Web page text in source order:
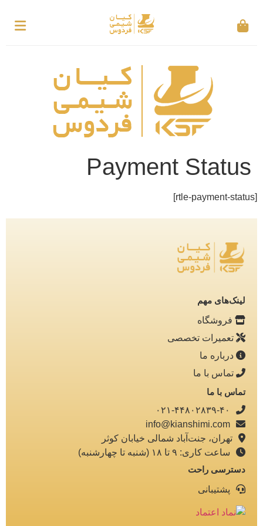
Payment Status
[rtle-payment-status]
لینک‌های مهم
فروشگاه
تعمیرات تخصصی
درباره ما
تماس با ما
تماس با ما
تهران، جنت‌آباد شمالی خیابان کوثر
ساعت کاری: ۹ تا ۱۸ (شنبه تا چهارشنبه)
دسترسی راحت
پشتیبانی